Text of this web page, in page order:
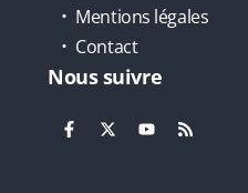
Mentions légales
Contact
Nous suivre